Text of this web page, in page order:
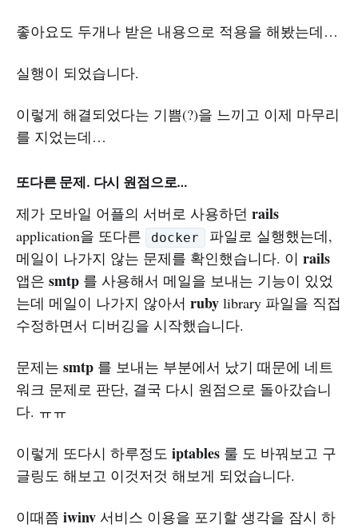
좋아요도 두개나 받은 내용으로 적용을 해봤는데…
실행이 되었습니다.
이렇게 해결되었다는 기쁨(?)을 느끼고 이제 마무리
를 지었는데…
또다른 문제. 다시 원점으로…
제가 모바일 어플의 서버로 사용하던 rails
application을 또다른 docker
파일로 실행했는데,
메일이 나가지 않는 문제를 확인했습니다. 이 rails
앱은 smtp 를 사용해서 메일을 보내는 기능이 있었
는데 메일이 나가지 않아서 ruby library 파일을 직접
수정하면서 디버깅을 시작했습니다.
문제는 smtp 를 보내는 부분에서 났기 때문에 네트
워크 문제로 판단, 결국 다시 원점으로 돌아갔습니
다. ㅠㅠ
이렇게 또다시 하루정도 iptables 룰 도 바꿔보고 구
글링도 해보고 이것저것 해보게 되었습니다.
이때쯤 iwinv 서비스 이용을 포기할 생각을 잠시 하